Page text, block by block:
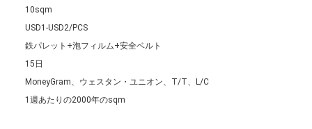
10sqm
USD1-USD2/PCS
鉄パレット+泡フィルム+安全ベルト
15日
MoneyGram、ウェスタン・ユニオン、T/T、L/C
1週あたりの2000年のsqm